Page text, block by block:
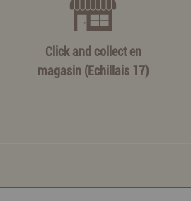
Click and collect en
magasin (Echillais 17)